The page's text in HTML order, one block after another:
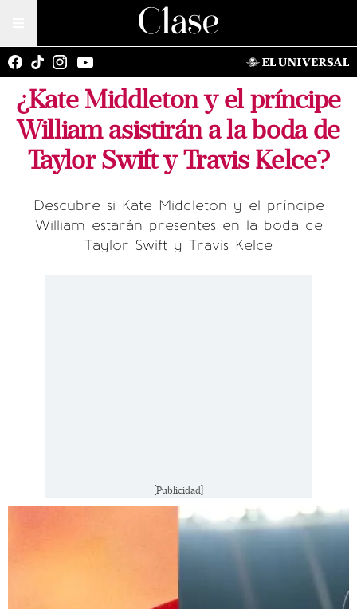
¿Kate Middleton y el príncipe
William asistirán a la boda de
Taylor Swift y Travis Kelce?
Descubre si Kate Middleton y el príncipe
William estarán presentes en la boda de
Taylor Swift y Travis Kelce
[Publicidad]